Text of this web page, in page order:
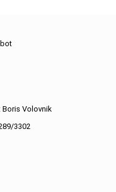
Boris Volovnik
3302